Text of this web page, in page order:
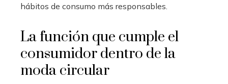
hábitos de consumo más responsables.
La función que cumple el
consumidor dentro de la
moda circular